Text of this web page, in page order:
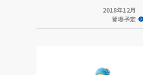
2018年12月
登場予定